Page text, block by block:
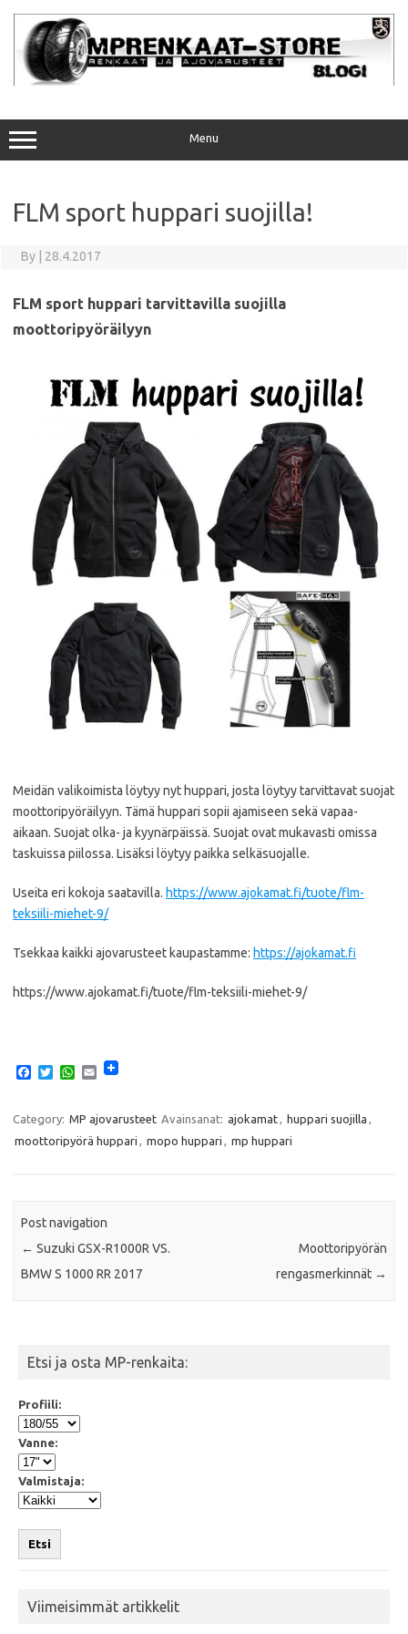
content
Menu
FLM sport huppari suojilla!
By 28.4.2017
FLM sport huppari tarvittavilla suojilla
moottoripyöräilyyn
Meidän valikoimista löytyy nyt huppari, josta löytyy tarvittavat suojat
moottoripyöräilyyn. Tämä huppari sopii ajamiseen sekä vapaa-
aikaan. Suojat olka- ja kyynärpäissä. Suojat ovat mukavasti omissa
taskuissa piilossa. Lisäksi löytyy paikka selkäsuojalle.
Useita eri kokoja saatavilla. https://www.ajokamat.fi/tuote/flm-
teksiili-miehet-9/
Tsekkaa kaikki ajovarusteet kaupastamme: https://ajokamat.fi
https://www.ajokamat.fi/tuote/flm-teksiili-miehet-9/
e
b
o
T
t
t
e
W
t
A
E
i
l
Category: MP ajovarusteet Avainsanat: ajokamat, huppari suojilla ,
moottoripyörä huppari , mopo huppari , mp huppari
Post navigation
← Suzuki GSX-R1000R VS.
BMW S 1000 RR 2017
Moottoripyörän
rengasmerkinnät →
Etsi ja osta MP-renkaita:
Profiili:
Vanne:
Valmistaja:
Etsi
Viimeisimmät artikkelit